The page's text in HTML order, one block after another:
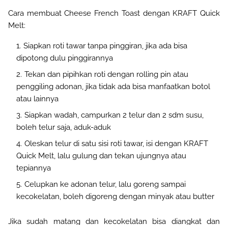
Cara membuat Cheese French Toast dengan KRAFT Quick
Melt:
Siapkan roti tawar tanpa pinggiran, jika ada bisa
dipotong dulu pinggirannya
Tekan dan pipihkan roti dengan rolling pin atau
penggiling adonan, jika tidak ada bisa manfaatkan botol
atau lainnya
Siapkan wadah, campurkan 2 telur dan 2 sdm susu,
boleh telur saja, aduk-aduk
Oleskan telur di satu sisi roti tawar, isi dengan KRAFT
Quick Melt, lalu gulung dan tekan ujungnya atau
tepiannya
Celupkan ke adonan telur, lalu goreng sampai
kecokelatan, boleh digoreng dengan minyak atau butter
Jika sudah matang dan kecokelatan bisa diangkat dan